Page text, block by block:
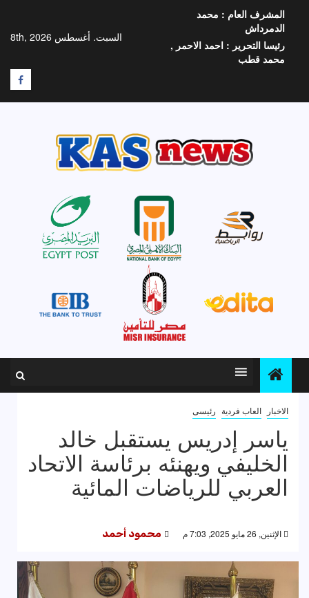
المحتوى
السبت. أغسطس 8th, 2026
المشرف العام : محمد
الدمرداش
رئيسا التحرير : احمد الاحمر ,
محمد قطب
F
الاخبار العاب فردية رئيسى
ياسر إدريس يستقبل خالد
الخليفي ويهنئه برئاسة الاتحاد
العربي للرياضات المائية
الإثنين, 26 مايو 2025, 7:03 م محمود أحمد